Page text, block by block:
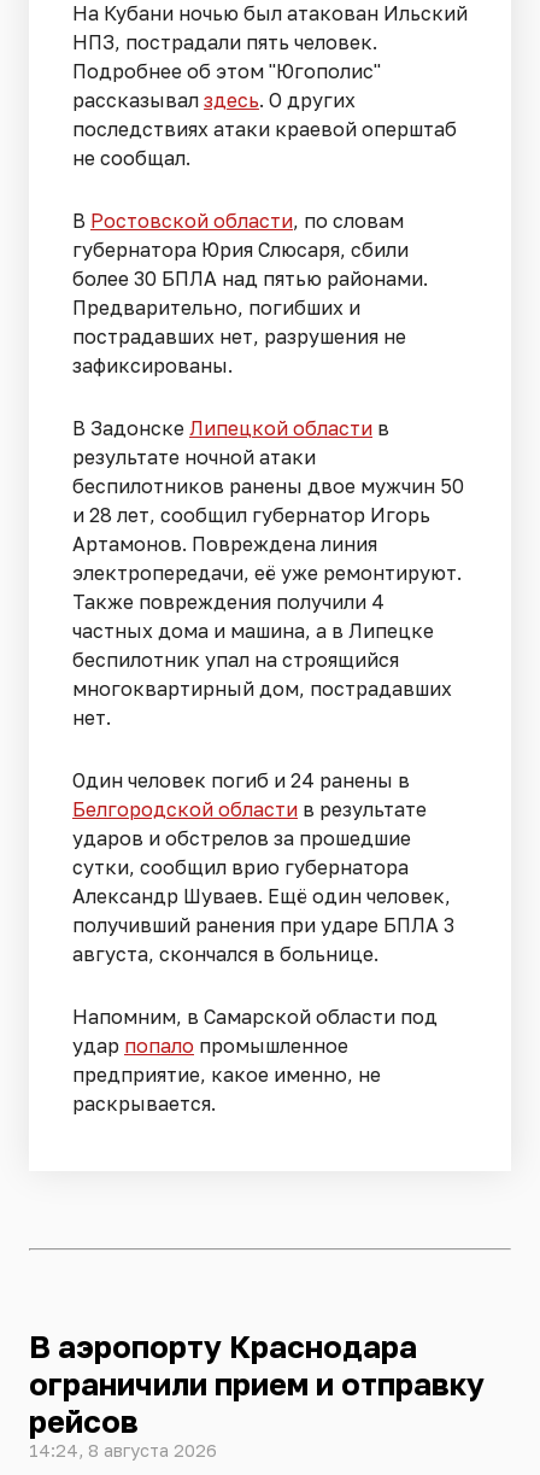
На Кубани ночью был атакован Ильский
НПЗ, пострадали пять человек.
Подробнее об этом "Югополис"
рассказывал здесь. О других
последствиях атаки краевой оперштаб
не сообщал.
В Ростовской области, по словам
губернатора Юрия Слюсаря, сбили
более 30 БПЛА над пятью районами.
Предварительно, погибших и
пострадавших нет, разрушения не
зафиксированы.
В Задонске Липецкой области в
результате ночной атаки
беспилотников ранены двое мужчин 50
и 28 лет, сообщил губернатор Игорь
Артамонов. Повреждена линия
электропередачи, её уже ремонтируют.
Также повреждения получили 4
частных дома и машина, а в Липецке
беспилотник упал на строящийся
многоквартирный дом, пострадавших
нет.
Один человек погиб и 24 ранены в
Белгородской области в результате
ударов и обстрелов за прошедшие
сутки, сообщил врио губернатора
Александр Шуваев. Ещё один человек,
получивший ранения при ударе БПЛА 3
августа, скончался в больнице.
Напомним, в Самарской области под
удар попало промышленное
предприятие, какое именно, не
раскрывается.
В аэропорту Краснодара
ограничили прием и отправку
рейсов
14:24, 8 августа 2026